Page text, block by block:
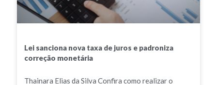
Lei sanciona nova taxa de juros e padroniza
correção monetária
Thainara Elias da Silva Confira como realizar o